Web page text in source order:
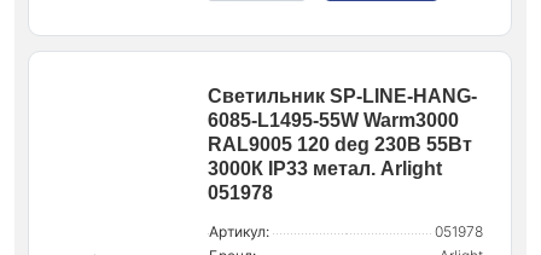
Светильник SP-LINE-HANG-
6085-L1495-55W Warm3000
RAL9005 120 deg 230В 55Вт
3000К IP33 метал. Arlight
051978
Артикул:
051978